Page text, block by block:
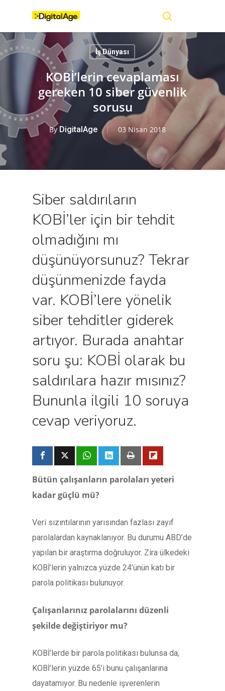
content
İş Dünyası
KOBİ’lerin cevaplaması
gereken 10 siber güvenlik
sorusu
By DigitalAge 03 Nisan 2018
Siber saldırıların
KOBİ’ler için bir tehdit
olmadığını mı
düşünüyorsunuz? Tekrar
düşünmenizde fayda
var. KOBİ’lere yönelik
siber tehditler giderek
artıyor. Burada anahtar
soru şu: KOBİ olarak bu
saldırılara hazır mısınız?
Bununla ilgili 10 soruya
cevap veriyoruz.
Bütün çalışanların parolaları yeteri
kadar güçlü mü?
Veri sızıntılarının yarısından fazlası zayıf
parolalardan kaynaklanıyor. Bu durumu ABD’de
yapılan bir araştırma doğruluyor. Zira ülkedeki
KOBİ’lerin yalnızca yüzde 24’ünün katı bir
parola politikası bulunuyor.
Çalışanlarınız parolalarını düzenli
şekilde değiştiriyor mu?
KOBİ’lerde bir parola politikası bulunsa da,
KOBİ’lerin yüzde 65’i bunu çalışanlarına
dayatamıyor. Bu nedenle işverenlerin